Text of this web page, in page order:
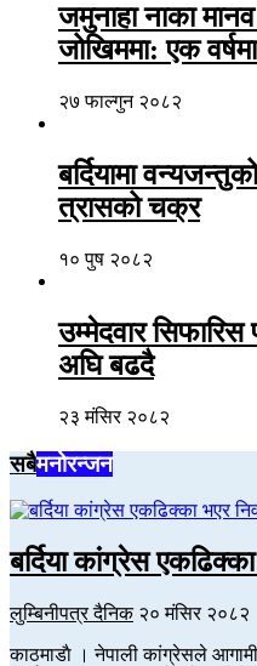
जमुनाहा नाका
जोखिममा: एक
२७ फाल्गुन २०८२
बर्दियामा
त्रासको चक्र
१० पुष २०८२
उम्मेदवार
अघि बढदै
२३ मंसिर २०८२
सबैमनोरन्जन
बर्दिया कांग्रेस एकढिक्का
लुम्बिनीपत्र दैनिक २० मंसिर २०८२
काठमाडाै । नेपाली कांग्रेसले